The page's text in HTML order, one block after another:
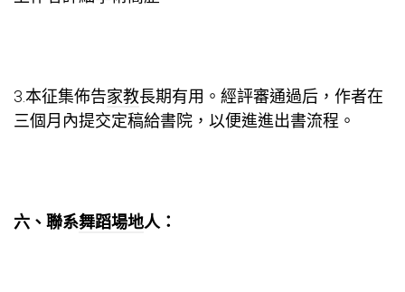
3.本征集佈告家教長期有用。經評審通過后，作者在
三個月內提交定稿給書院，以便進進出書流程。
六、聯系舞蹈場地人：